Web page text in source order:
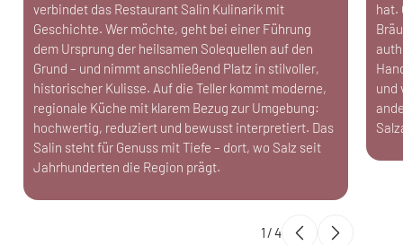
verbindet das Restaurant Salin Kulinarik mit
Geschichte. Wer möchte, geht bei einer Führung
dem Ursprung der heilsamen Solequellen auf den
Grund – und nimmt anschließend Platz in stilvoller,
historischer Kulisse. Auf die Teller kommt moderne,
regionale Küche mit klarem Bezug zur Umgebung:
hochwertig, reduziert und bewusst interpretiert. Das
Salin steht für Genuss mit Tiefe – dort, wo Salz seit
Jahrhunderten die Region prägt.
hat.
und
1 /4